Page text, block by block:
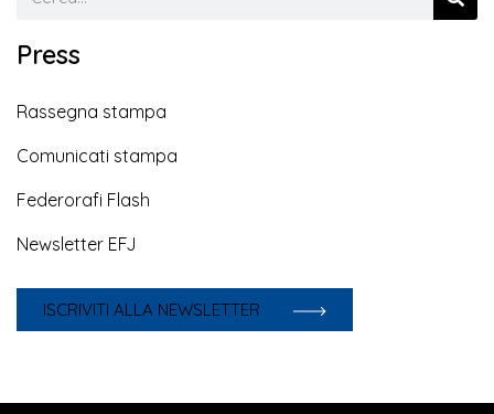
Press
Rassegna stampa
Comunicati stampa
Federorafi Flash
Newsletter EFJ
ISCRIVITI ALLA NEWSLETTER